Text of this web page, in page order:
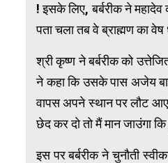
! इसके लिए, बर्बरीक ने
पता चला तब वे ब्राह्मण का
श्री कृष्ण ने बर्बरीक को
ने कहा कि उसके पास अजेय
वापस अपने स्थान पर लौट
छेद कर दो तो मैं मान जाउंगा
इस पर बर्बरीक ने चुनौती